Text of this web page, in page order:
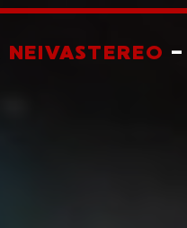
NEIVASTEREO -